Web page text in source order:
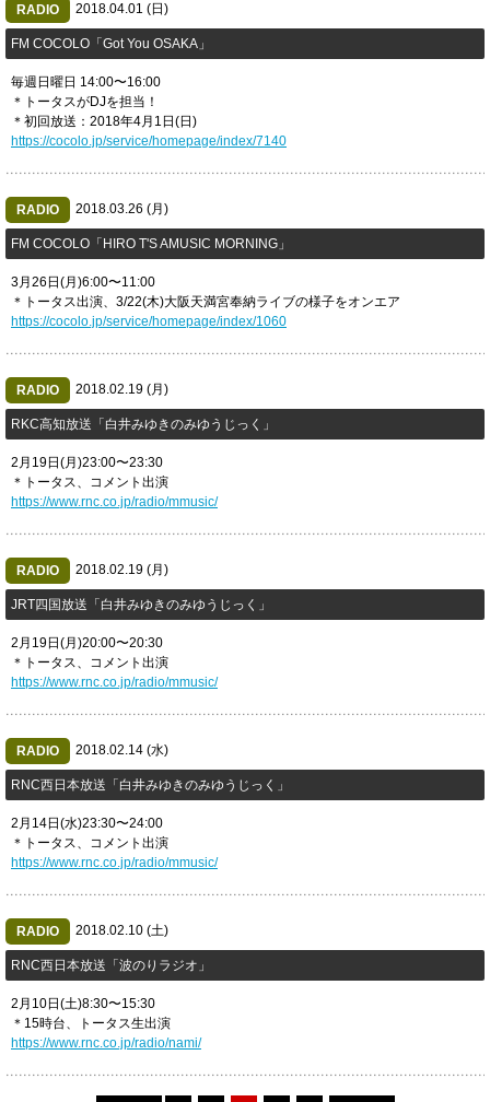
RADIO 2018.04.01 (日)
FM COCOLO「Got You OSAKA」
毎週日曜日 14:00〜16:00
＊トータスがDJを担当！
＊初回放送：2018年4月1日(日)
https://cocolo.jp/service/homepage/index/7140
RADIO 2018.03.26 (月)
FM COCOLO「HIRO T'S AMUSIC MORNING」
3月26日(月)6:00〜11:00
＊トータス出演、3/22(木)大阪天満宮奉納ライブの様子をオンエア
https://cocolo.jp/service/homepage/index/1060
RADIO 2018.02.19 (月)
RKC高知放送「白井みゆきのみゆうじっく」
2月19日(月)23:00〜23:30
＊トータス、コメント出演
https://www.rnc.co.jp/radio/mmusic/
RADIO 2018.02.19 (月)
JRT四国放送「白井みゆきのみゆうじっく」
2月19日(月)20:00〜20:30
＊トータス、コメント出演
https://www.rnc.co.jp/radio/mmusic/
RADIO 2018.02.14 (水)
RNC西日本放送「白井みゆきのみゆうじっく」
2月14日(水)23:30〜24:00
＊トータス、コメント出演
https://www.rnc.co.jp/radio/mmusic/
RADIO 2018.02.10 (土)
RNC西日本放送「波のりラジオ」
2月10日(土)8:30〜15:30
＊15時台、トータス生出演
https://www.rnc.co.jp/radio/nami/